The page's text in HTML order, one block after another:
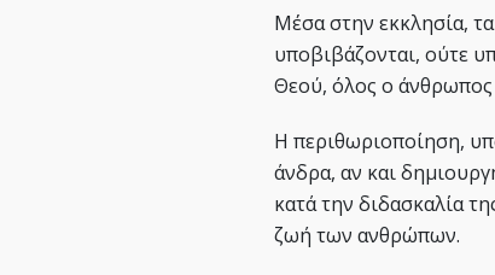
Μέσα στην εκκλησία,
υποβιβάζονται, ούτε
Θεού, όλος ο άνθρωπος
Η περιθωριοποίηση,
άνδρα, αν και
κατά την διδασκαλία
ζωή των ανθρώπων.